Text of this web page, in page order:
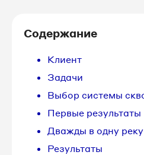
Содержание
Клиент
Задачи
Выбор системы
Первые результаты
Дважды в одну реку
Результаты